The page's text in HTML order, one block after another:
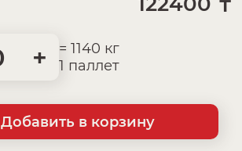
₸
+
= 1140 кг
1 паллет
Добавить в корзину